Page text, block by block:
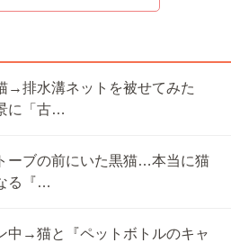
→排水溝ネットを被せてみた
に「古…
ーブの前にいた黒猫…本当に猫
る『…
中→猫と『ペットボトルのキャ